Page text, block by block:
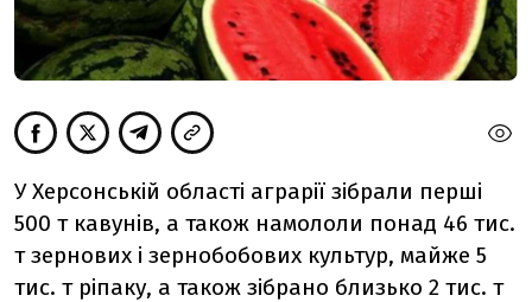
У Херсонській області аграрії зібрали перші
500 т кавунів, а також намололи понад 46 тис.
т зернових і зернобобових культур, майже 5
тис. т ріпаку, а також зібрано близько 2 тис. т